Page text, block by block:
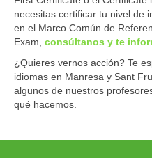
necesitas certificar tu nivel de
en el Marco Común de
Exam, consúltanos y te
¿Quieres vernos acción? Te
idiomas en Manresa y Sant
algunos de nuestros
qué hacemos.